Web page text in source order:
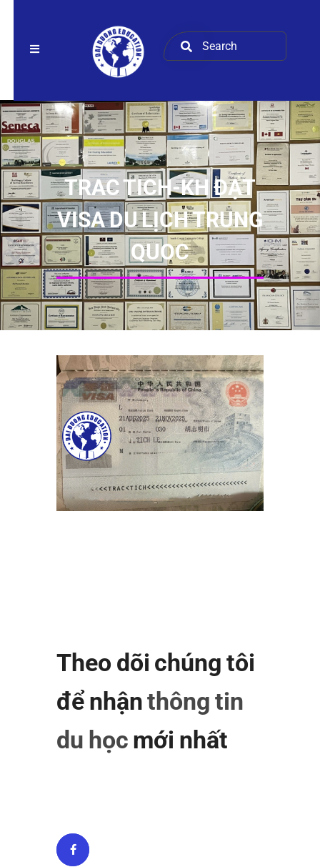
TRAC TICH-KH ĐẠT
VISA DU LỊCH TRUNG
QUOC
Theo dõi chúng tôi
để nhậnthông tin
du học mới nhất